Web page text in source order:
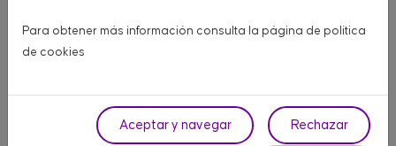
OTROS ANIMALES
Para obtener más información consulta la página de política
de cookies
Aceptar y navegar Rechazar